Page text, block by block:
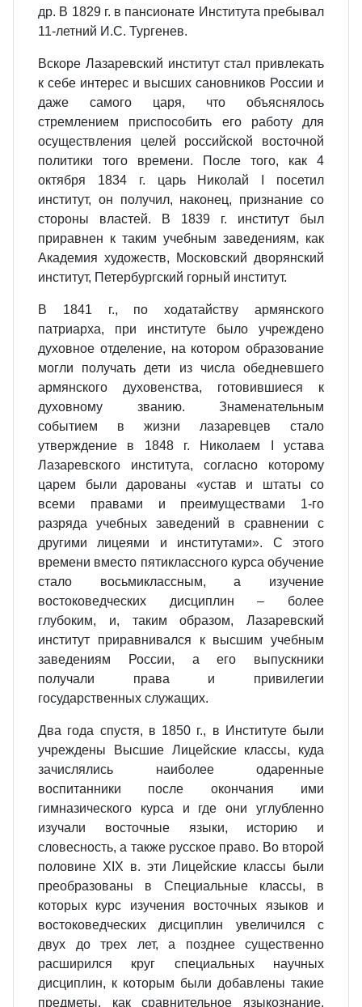
др. В 1829 г. в пансионате Института пребывал
11-летний И.С. Тургенев.
Вскоре Лазаревский институт стал привлекать
к себе интерес и высших сановников России и
даже самого царя, что объяснялось
стремлением приспособить его работу для
осуществления целей российской восточной
политики того времени. После того, как 4
октября 1834 г. царь Николай I посетил
институт, он получил, наконец, признание со
стороны властей. В 1839 г. институт был
приравнен к таким учебным заведениям, как
Академия художеств, Московский дворянский
институт, Петербургский горный институт.
В 1841 г., по ходатайству армянского
патриарха, при институте было учреждено
духовное отделение, на котором образование
могли получать дети из числа обедневшего
армянского духовенства, готовившиеся к
духовному званию. Знаменательным
событием в жизни лазаревцев стало
утверждение в 1848 г. Николаем I устава
Лазаревского института, согласно которому
царем были дарованы «устав и штаты со
всеми правами и преимуществами 1-го
разряда учебных заведений в сравнении с
другими лицеями и институтами». С этого
времени вместо пятиклассного курса обучение
стало восьмиклассным, а изучение
востоковедческих дисциплин – более
глубоким, и, таким образом, Лазаревский
институт приравнивался к высшим учебным
заведениям России, а его выпускники
получали права и привилегии
государственных служащих.
Два года спустя, в 1850 г., в Институте были
учреждены Высшие Лицейские классы, куда
зачислялись наиболее одаренные
воспитанники после окончания ими
гимназического курса и где они углубленно
изучали восточные языки, историю и
словесность, а также русское право. Во второй
половине XIX в. эти Лицейские классы были
преобразованы в Специальные классы, в
которых курс изучения восточных языков и
востоковедческих дисциплин увеличился с
двух до трех лет, а позднее существенно
расширился круг специальных научных
дисциплин, к которым были добавлены такие
предметы, как сравнительное языкознание,